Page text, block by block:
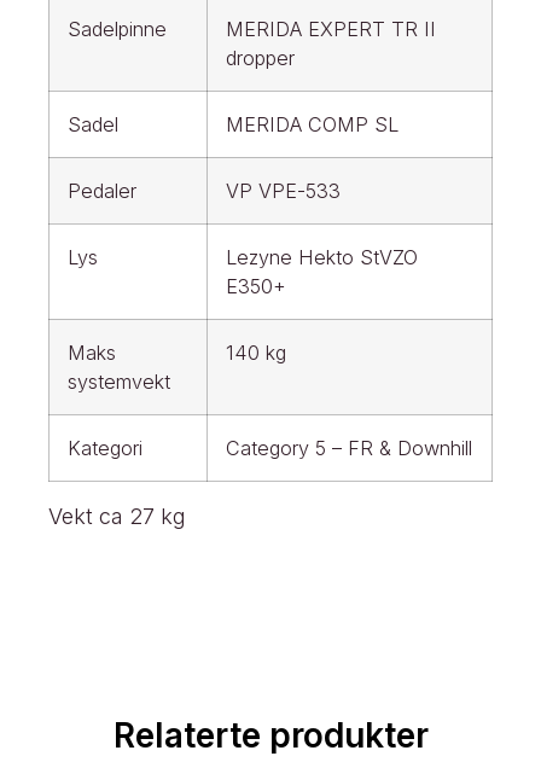
Sadelpinne
MERIDA EXPERT TR II
dropper
Sadel MERIDA COMP SL
Pedaler VP VPE-533
Lys
Lezyne Hekto StVZO
E350+
Maks
systemvekt
140 kg
Kategori Category 5 – FR & Downhill
Vekt ca 27 kg
Relaterte produkter